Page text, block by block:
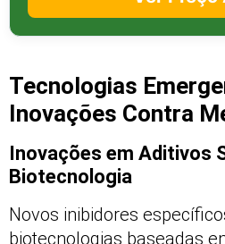
Tecnologias
Inovações Contra
Inovações em Aditivos
Biotecnologia
Novos inibidores
biotecnologias baseadas